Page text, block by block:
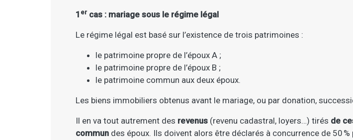
1 ercas : mariage sous le régime légal
Le régime légal est basé sur l’existence de trois patrimoines :
le patrimoine propre de l’époux A ;
le patrimoine propre de l’époux B ;
le patrimoine commun aux deux époux.
Les biens immobiliers obtenus avant le mariage, ou par donation,
Il en va tout autrement des revenus (revenu cadastral, loyers…) tirés de
commun des époux. Ils doivent alors être déclarés à concurrence de 50 %